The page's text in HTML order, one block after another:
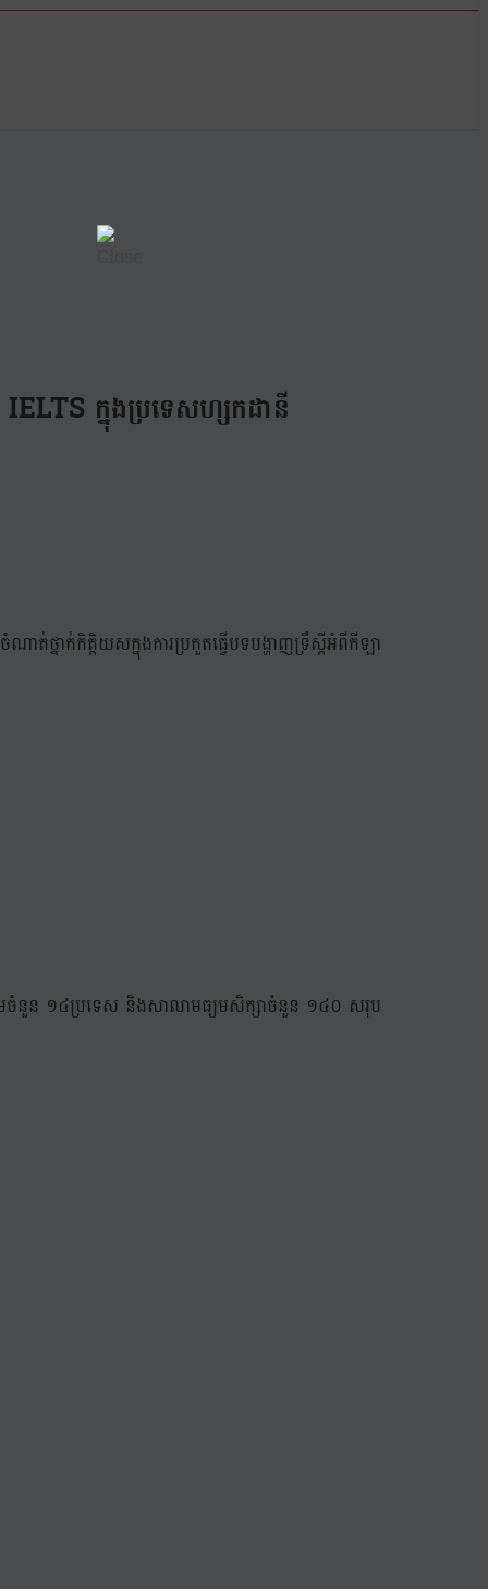
ក្នុងប្រទេសហ្សកដានី
នាក់កិត្តិយសក្នុងការប្រកួតធ្វើបទបង្ហាញទ្រឹស្តីអំពីកីឡា
រួមចំនួន ១៤ប្រទេស និងសាលាមធ្យមសិក្សាចំនួន ១៤០ សរុប